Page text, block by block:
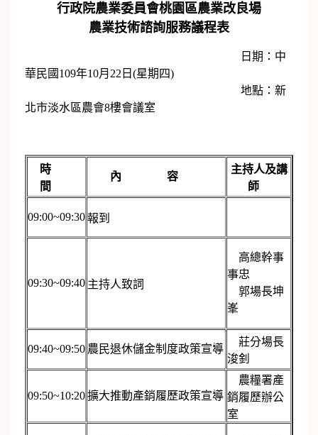
行政院農業委員會桃園區農業改良場
農業技術諮詢服務議程表
日期：中
華民國109年10月22日(星期四)
地點：新
北市淡水區農會8樓會議室
時
間
內 容
主持人及講
師
09:00~09:30報到
09:30~09:40 主持人致詞
高總幹事
事忠
郭場長坤
峯
09:40~09:50 農民退休儲金制度政策宣導
莊分場長
浚釗
09:50~10:20擴大推動產銷履歷政策宣導
農糧署產
銷履歷辦公
室